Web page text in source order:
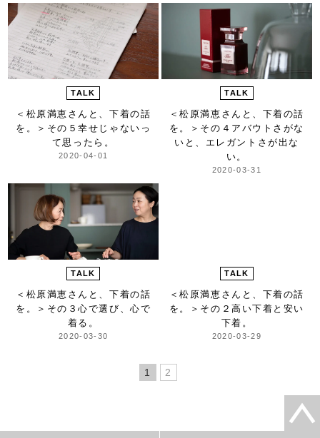
TALK
＜松原満恵さんと、下着の話
を。＞ その５幸せじゃないっ
て思ったら。
2020-04-01
TALK
＜松原満恵さんと、下着の話
を。＞ その４アバウトさがな
いと、エレガントさが出な
い。
2020-03-31
TALK
＜松原満恵さんと、下着の話
を。＞ その３心で選び、心で
着る。
2020-03-30
TALK
＜松原満恵さんと、下着の話
を。＞ その２高い下着と安い
下着。
2020-03-29
1 2